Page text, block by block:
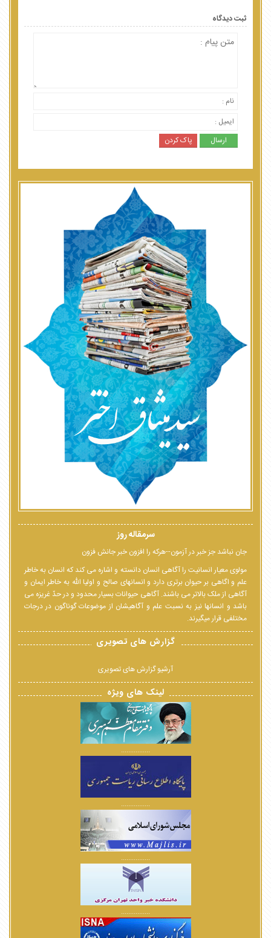
ثبت دیدگاه
سرمقاله روز
جان نباشد جز خبر در آزمون--هرکه را افزون خبر جانش فزون
مولوی معیار انسانیت را آگاهی انسان دانسته و اشاره می کند که انسان به خاطر
علم و اگاهی بر حیوان برتری دارد و انسانهای صالح و اولیا الله به خاطر ایمان و
آگاهی از ملک بالاتر می باشند. آگاهی حیوانات بسیار محدود و در حدّ غریزه می
باشد و انسانها نیز به نسبت علم و آگاهیشان از موضوعات گوناگون در درجات
مختلفی قرار میگیرند.
گزارش های تصویری
آرشیو گزارش های تصویری
لینک های ویژه
................
................
................
................